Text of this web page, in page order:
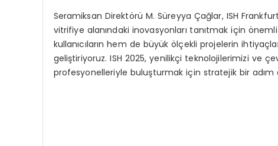
Seramiksan Direktörü M. Süreyya Çağlar, ISH
vitrifiye alanındaki inovasyonları tanıtmak için
kullanıcıların hem de büyük ölçekli projelerin
geliştiriyoruz. ISH 2025, yenilikçi teknolojilerimizi ve
profesyonelleriyle buluşturmak için stratejik bir adım